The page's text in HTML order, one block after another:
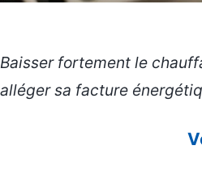
Baisser fortement le
alléger sa facture